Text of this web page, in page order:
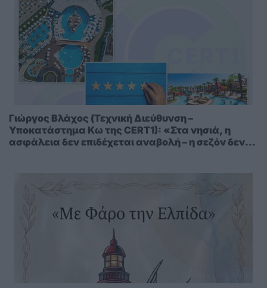
Γιώργος Βλάχος (Τεχνική Διεύθυνση –
Υποκατάστημα Κω της CERT1): «Στα νησιά, η
ασφάλεια δεν επιδέχεται αναβολή – η σεζόν δεν